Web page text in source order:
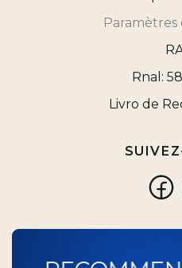
Paramètres
Rnal:
Livro de